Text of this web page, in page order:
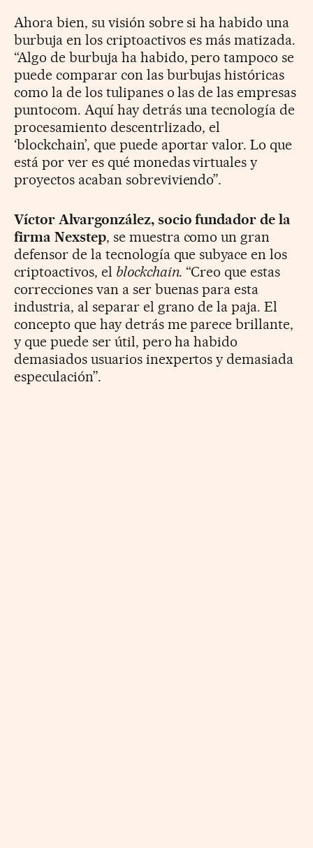
Ahora bien, su visión sobre si ha habido una
burbuja en los criptoactivos es más matizada.
“Algo de burbuja ha habido, pero tampoco se
puede comparar con las burbujas históricas
como la de los tulipanes o las de las empresas
puntocom. Aquí hay detrás una tecnología de
procesamiento descentrlizado, el
‘blockchain’, que puede aportar valor. Lo que
está por ver es qué monedas virtuales y
proyectos acaban sobreviviendo”.
Víctor Alvargonzález, socio fundador de la
firma Nexstep, se muestra como un gran
defensor de la tecnología que subyace en los
criptoactivos, el blockchain. “Creo que estas
correcciones van a ser buenas para esta
industria, al separar el grano de la paja. El
concepto que hay detrás me parece brillante,
y que puede ser útil, pero ha habido
demasiados usuarios inexpertos y demasiada
especulación”.